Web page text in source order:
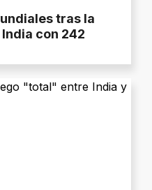
tras la
con 242